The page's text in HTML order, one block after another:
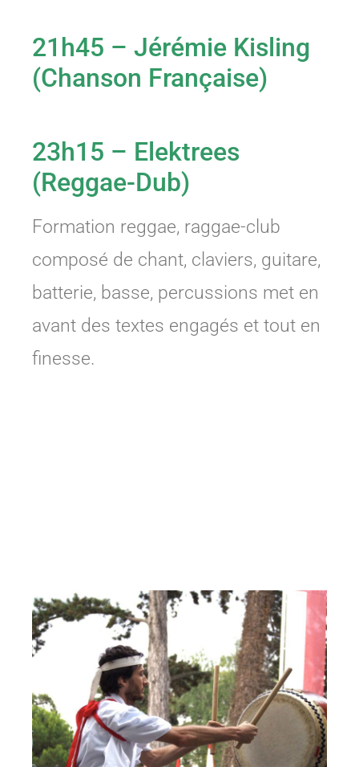
21h45 – Jérémie Kisling
(Chanson Française)
23h15 – Elektrees
(Reggae-Dub)
Formation reggae, raggae-club
composé de chant, claviers, guitare,
batterie, basse, percussions met en
avant des textes engagés et tout en
finesse.